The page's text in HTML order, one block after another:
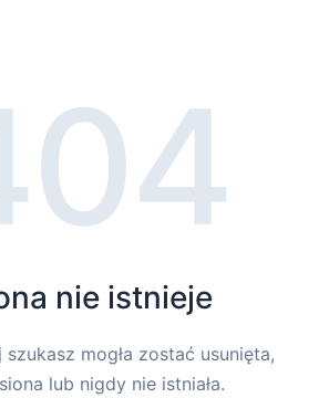
nie istnieje
mogła zostać usunięta,
lub nigdy nie istniała.